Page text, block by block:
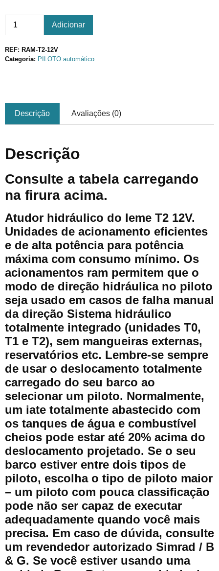
Adicionar
REF: RAM-T2-12V
Categoria: PILOTO automático
Descrição Avaliações (0)
Descrição
Consulte a tabela carregando
na firura acima.
Atudor hidráulico do leme T2 12V.
Unidades de acionamento eficientes
e de alta potência para potência
máxima com consumo mínimo. Os
acionamentos ram permitem que o
modo de direção hidráulica no piloto
seja usado em casos de falha manual
da direção Sistema hidráulico
totalmente integrado (unidades T0,
T1 e T2), sem mangueiras externas,
reservatórios etc. Lembre-se sempre
de usar o deslocamento totalmente
carregado do seu barco ao
selecionar um piloto. Normalmente,
um iate totalmente abastecido com
os tanques de água e combustível
cheios pode estar até 20% acima do
deslocamento projetado. Se o seu
barco estiver entre dois tipos de
piloto, escolha o tipo de piloto maior
– um piloto com pouca classificação
pode não ser capaz de executar
adequadamente quando você mais
precisa. Em caso de dúvida, consulte
um revendedor autorizado Simrad / B
& G. Se você estiver usando uma